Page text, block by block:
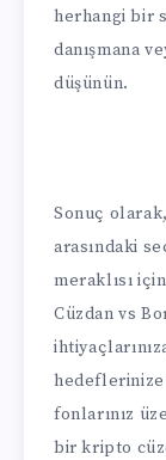
herhangi bir
danışmana
düşünün.
Sonuç
arasındaki
meraklısı
Cüzdan vs
hedeflerinize
fonlarınız
bir kripto